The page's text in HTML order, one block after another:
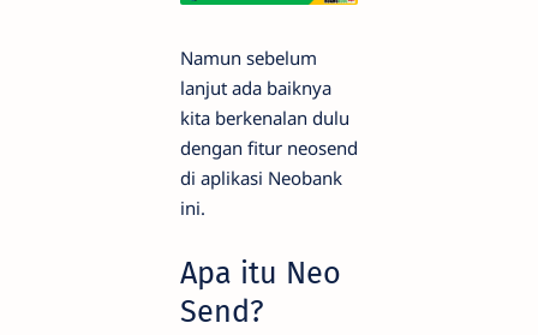
Namun sebelum
lanjut ada baiknya
kita berkenalan dulu
dengan fitur neosend
di aplikasi Neobank
ini.
Apa itu Neo
Send?